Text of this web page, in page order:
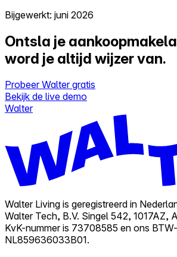
Bijgewerkt: juni 2026
Ontsla je
word je altijd wijzer van.
Probeer Walter gratis
Bekijk de live demo
Walter
Walter Living is geregistreerd in
Walter Tech, B.V. Singel 542, 1017AZ,
KvK-nummer is 73708585 en ons
NL859636033B01.